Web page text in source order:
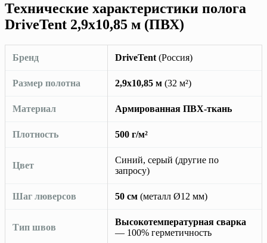
Технические характеристики полога
DriveTent 2,9х10,85 м (ПВХ)
Бренд DriveTent (Россия)
Размер полотна 2,9х10,85 м (32 м²)
Материал Армированная ПВХ-ткань
Плотность 500 г/м²
Цвет
Синий, серый (другие по
запросу)
Шаг люверсов 50 см (металл Ø12 мм)
Тип швов
Высокотемпературная сварка
— 100% герметичность